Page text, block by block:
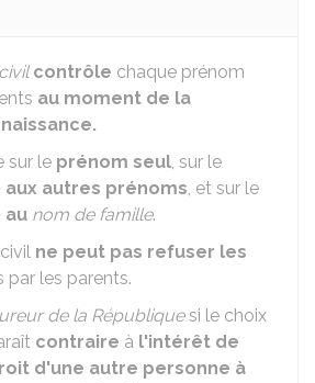
contrôle chaque prénom
au moment de la
sur le prénom seul, sur le
aux autres prénoms, et sur le
au nom de famille.
ne peut pas refuser les
par les parents.
de la Républiquesi le choix
contraire à l'intérêt de
d'une autre personne à